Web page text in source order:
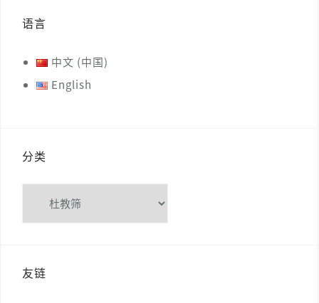
语言
中文 (中国)
English
分类
友链